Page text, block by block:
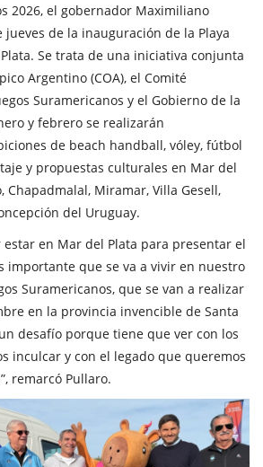
2026, el gobernador Maximiliano
de la inauguración de la Playa
Se trata de una iniciativa conjunta
Argentino (COA), el Comité
Suramericanos y el Gobierno de la
y febrero se realizarán
de beach handball, vóley, fútbol
y propuestas culturales en Mar del
Chapadmalal, Miramar, Villa Gesell,
del Uruguay.
estar en Mar del Plata para presentar el
importante que se va a vivir en nuestro
Suramericanos, que se van a realizar
en la provincia invencible de Santa
desafío porque tiene que ver con los
inculcar y con el legado que queremos
remarcó Pullaro.